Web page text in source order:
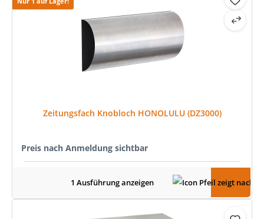
Zeitungsfach Knobloch HONOLULU (DZ3000)
Preis nach Anmeldung sichtbar
1 Ausführung anzeigen